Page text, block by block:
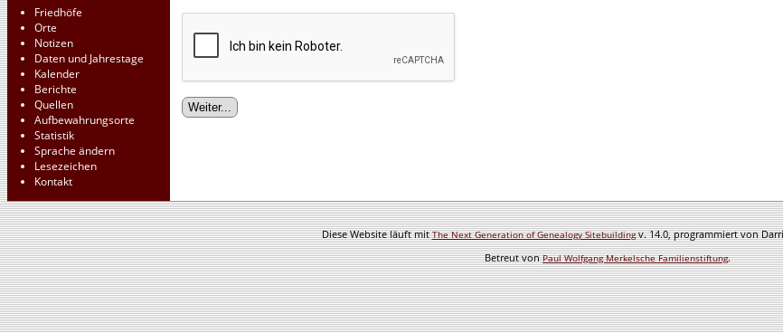
Friedhöfe
Orte
Notizen
Daten und Jahrestage
Kalender
Berichte
Quellen
Aufbewahrungsorte
Statistik
Sprache ändern
Lesezeichen
Kontakt
Diese Website läuft mitThe Next Generation of Genealogy Sitebuildingv. 14.0, programmiert von
Betreut vonPaul Wolfgang Merkelsche Familienstiftung.